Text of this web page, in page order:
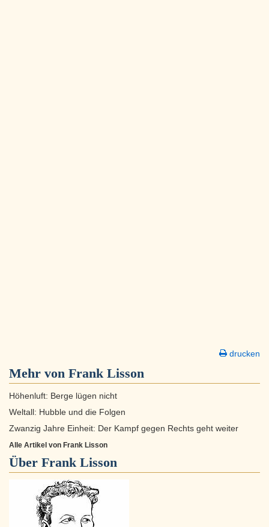
drucken
Mehr von Frank Lisson
Höhenluft: Berge lügen nicht
Weltall: Hubble und die Folgen
Zwanzig Jahre Einheit: Der Kampf gegen Rechts geht weiter
Alle Artikel von Frank Lisson
Über Frank Lisson